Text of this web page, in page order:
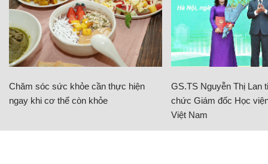
Chăm sóc sức khỏe cần thực hiện
ngay khi cơ thể còn khỏe
GS.TS Nguyễn Thị Lan
chức Giám đốc Học
Việt Nam